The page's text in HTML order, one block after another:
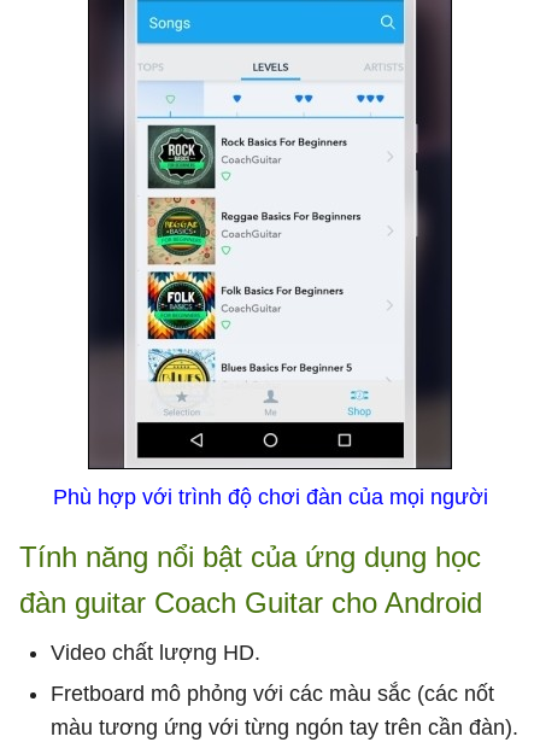
Phù hợp với trình độ chơi đàn của mọi người
Tính năng nổi bật của ứng dụng học
đàn guitar Coach Guitar cho Android
Video chất lượng HD.
Fretboard mô phỏng với các màu sắc (các nốt
màu tương ứng với từng ngón tay trên cần đàn).